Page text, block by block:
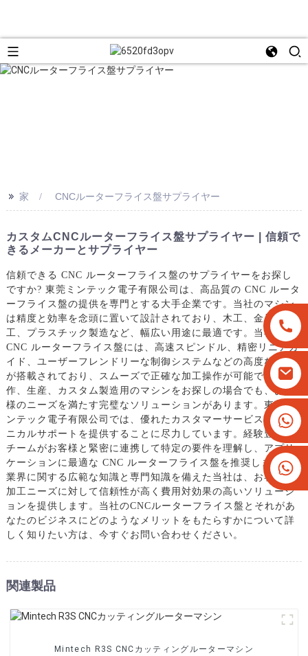
+8613825779334
+16266628193
>> 家 CNCルーターフライス盤サプライヤー
カスタムCNCルーターフライス盤サプライヤー | 信頼で
きるメーカーとサプライヤー
信頼できる CNC ルーターフライス盤のサプライヤーをお探し
ですか? 東莞ミンテック電子有限公司は、高品質の CNC ルータ
ーフライス盤の提供を専門とする大手企業です。当社のマシン
は精度と効率を念頭に置いて設計されており、木工、金属加
工、プラスチック製造など、幅広い用途に最適です。当社の
CNC ルーターフライス盤には、高速スピンドル、精密リニアガ
イド、ユーザーフレンドリーな制御システムなどの高度な機能
が搭載されており、スムーズで正確な加工操作が可能です。試
作、生産、カスタム製造用のマシンをお探しの場合でも、お客
様のニーズを満たす完璧なソリューションがあります。東莞ミ
ンテック電子有限公司では、優れたカスタマーサービスとテク
ニカルサポートを提供することに尽力しています。経験豊富な
チームがお客様と緊密に連携して特定の要件を理解し、アプリ
ケーションに最適な CNC ルーターフライス盤を推奨します。
業界に関する広範な知識と専門知識を備えた当社は、お客様の
加工ニーズに対して信頼性が高く費用対効果の高いソリューシ
ョンを提供します。当社のCNCルーターフライス盤とそれがあ
なたのビジネスにどのようなメリットをもたらすかについて詳
しく知りたい方は、今すぐお問い合わせください。
関連製品
Mintech R3S CNCカッティングルーターマシン